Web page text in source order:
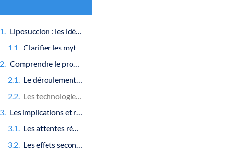
Liposuccion : les idées reçues décryptées
Clarifier les mythes sur la liposuccion
Comprendre le processus de la liposuccion
Le déroulement de l’intervention
Les technologies actuelles utilisées en liposuccion
Les implications et résultats de la liposuccion
Les attentes réalistes des patients
Les effets secondaires et le temps de récupération